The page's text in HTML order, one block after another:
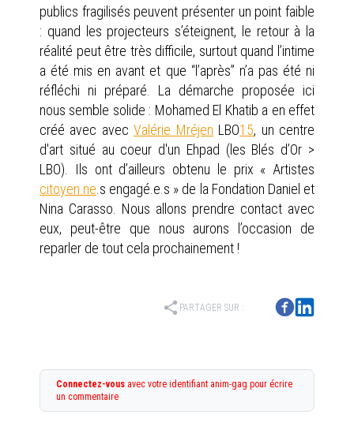
publics fragilisés peuvent présenter un point faible
: quand les projecteurs s’éteignent, le retour à la
réalité peut être très difficile, surtout quand l’intime
a été mis en avant et que “l’après” n’a pas été ni
réfléchi ni préparé. La démarche proposée ici
nous semble solide : Mohamed El Khatib a en effet
créé avec avecValérie Mréjen LBO15, un centre
d'art situé au coeur d'un Ehpad (les Blés d’Or >
LBO). Ils ont d’ailleurs obtenu le prix « Artistes
citoyen.ne .s engagé.e.s » de la Fondation Daniel et
Nina Carasso. Nous allons prendre contact avec
eux, peut-être que nous aurons l’occasion de
reparler de tout cela prochainement !
share PARTAGER SUR :
Connectez-vous avec votre identifiant anim-gag pour écrire
un commentaire